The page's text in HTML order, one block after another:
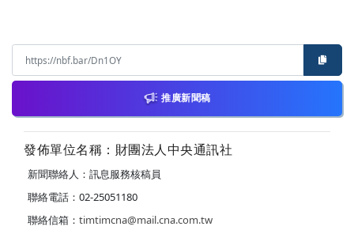
推廣新聞稿
發佈單位名稱：財團法人中央通訊社
新聞聯絡人：訊息服務核稿員
聯絡電話：02-25051180
聯絡信箱： timtimcna@mail.cna.com.tw